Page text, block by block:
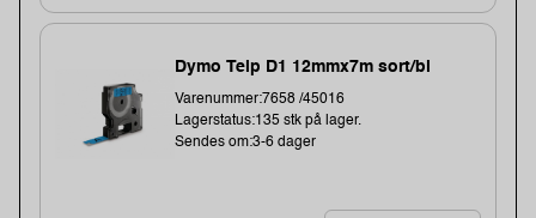
Dymo Teip D1 12mmx7m sort/bl
Varenummer:7658 /45016
Lagerstatus:135 stk på lager.
Sendes om:3-6 dager